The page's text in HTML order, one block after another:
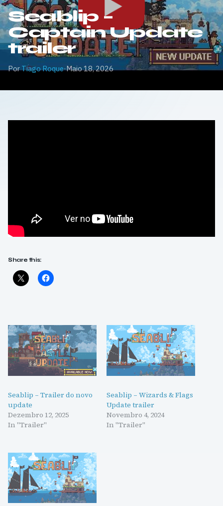
Seablip –
Captain Update
trailer
PorTiago Roque·Maio 18, 2026
Share this:
Seablip – Trailer do novo
update
Dezembro 12, 2025
In "Trailer"
Seablip – Wizards & Flags
Update trailer
Novembro 4, 2024
In "Trailer"